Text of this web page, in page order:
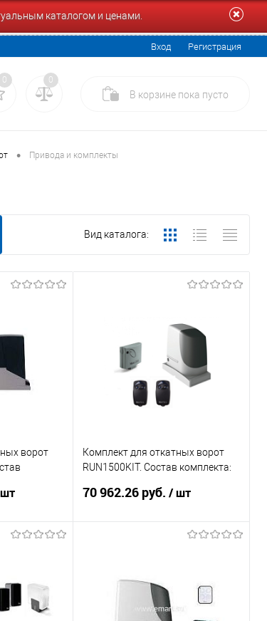
каталогом и ценами.
Вход Регистрация
0 0
В корзине пока пусто
• Привода и комплекты
Вид каталога:
ворот
К сравнению
Под заказ
Комплект для откатных ворот
RUN1500KIT. Состав комплекта:
приемник OXI - 1 шт
70 962.26 руб./ шт
Купить в 1 клик
К сравнению
В избранное